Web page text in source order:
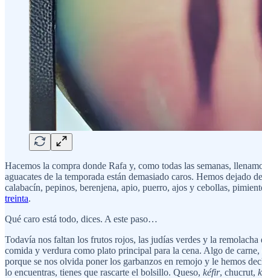
Hacemos la compra donde Rafa y, como todas las semanas,
aguacates de la temporada están demasiado caros. Hemos dejado
calabacín, pepinos, berenjena, apio, puerro, ajos y cebollas,
treinta.
Qué caro está todo, dices. A este paso…
Todavía nos faltan los frutos rojos, las judías verdes y la
comida y verdura como plato principal para la cena. Algo de
porque se nos olvida poner los garbanzos en remojo y le hemos
lo encuentras, tienes que rascarte el bolsillo. Queso, kéfir, chucrut,